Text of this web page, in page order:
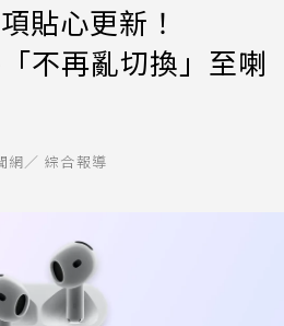
貼心更新！
不再亂切換」至喇
網／ 綜合報導